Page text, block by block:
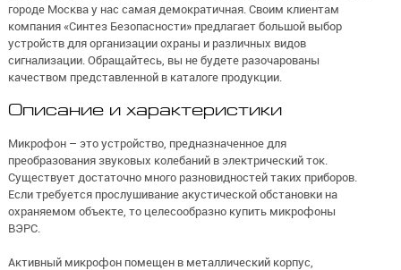
городе Москва у нас самая демократичная. Своим клиентам
компания «Синтез Безопасности» предлагает большой выбор
устройств для организации охраны и различных видов
сигнализации. Обращайтесь, вы не будете разочарованы
качеством представленной в каталоге продукции.
Описание и характеристики
Микрофон – это устройство, предназначенное для
преобразования звуковых колебаний в электрический ток.
Существует достаточно много разновидностей таких приборов.
Если требуется прослушивание акустической обстановки на
охраняемом объекте, то целесообразно купить микрофоны
ВЭРС.
Активный микрофон помещен в металлический корпус,